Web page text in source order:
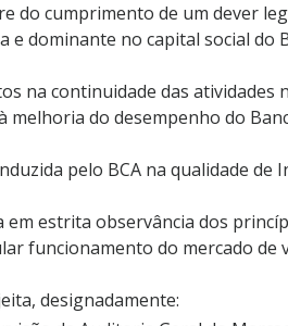
do cumprimento de um dever
e dominante no capital social
na continuidade das
melhoria do desempenho do
pelo BCA na qualidade
em estrita observância dos
funcionamento do mercado de
designadamente: